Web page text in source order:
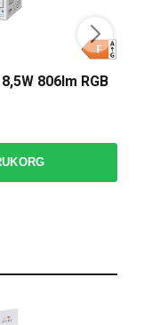
806lm RGB